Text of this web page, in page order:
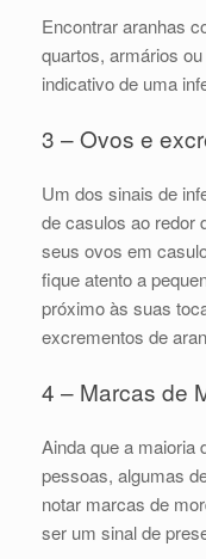
Encontrar aranhas
quartos, armários
indicativo de uma
3 – Ovos e
Um dos sinais de
de casulos ao redor
seus ovos em
fique atento a
próximo às suas
excrementos de
4 – Marcas de
Ainda que a maioria
pessoas, algumas
notar marcas de
ser um sinal de